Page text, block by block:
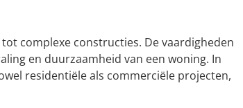
complexe constructies. De vaardigheden
en duurzaamheid van een woning. In
residentiële als commerciële projecten,